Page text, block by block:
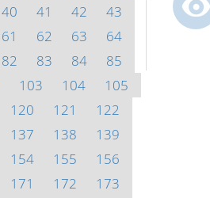
40 41 42
43
61 62 63
64
82 83 84
85
103 104
105
120 121
122
137 138
139
154 155
156
171 172
173